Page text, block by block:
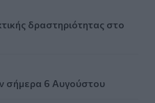
δραστηριότητας στο
σήμερα 6 Αυγούστου